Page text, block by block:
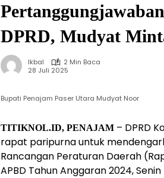
DPRD, Mudyat
Ikbal
2 Min Baca
28 Juli 2025
Bupati Penajam Paser Utara Mudyat Noor
TITIKNOL.ID, PENAJAM – DPRD
rapat paripurna untuk
Rancangan Peraturan Daerah
APBD Tahun Anggaran 2024,